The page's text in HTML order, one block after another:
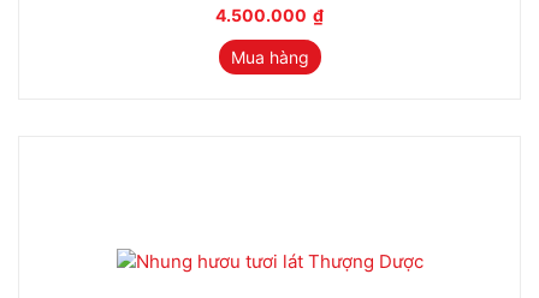
4.500.000 ₫
Mua hàng